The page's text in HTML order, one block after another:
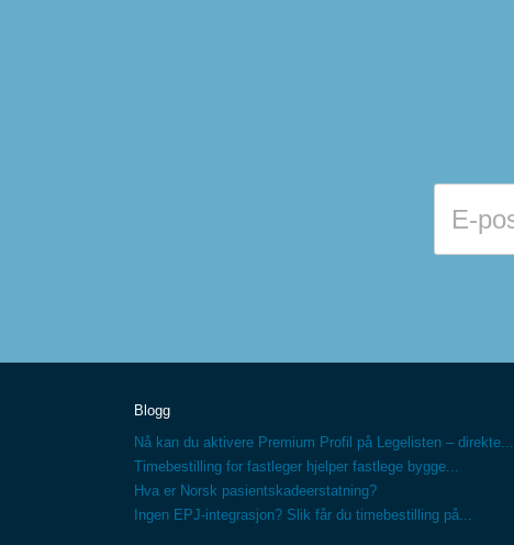
Blogg
Nå kan du aktivere Premium Profil på Legelisten – direkte...
Timebestilling for fastleger hjelper fastlege bygge...
Hva er Norsk pasientskadeerstatning?
Ingen EPJ-integrasjon? Slik får du timebestilling på...